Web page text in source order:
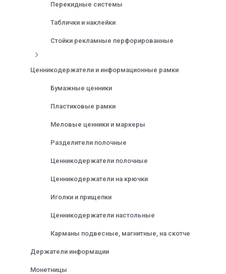
Перекидные системы
Таблички и наклейки
Стойки рекламные перфорированные
Ценникодержатели и информационные рамки
Бумажные ценники
Пластиковые рамки
Меловые ценники и маркеры
Разделители полочные
Ценникодержатели полочные
Ценникодержатели на крючки
Иголки и прищепки
Ценникодержатели настольные
Карманы подвесные, магнитные, на скотче
Держатели информации
Монетницы